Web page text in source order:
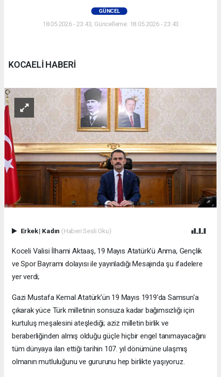
GÜNCEL
18.05.2026 - 23:43, Güncelleme: 18.05.2026 - 23:43
KOCAELİ HABERİ
Erkek| Kadın (Haberi Sesli Oku)
Koceli Valisi İlhami Aktaaş, 19 Mayıs Atatürk’ü Anma, Gençlik
ve Spor Bayramı dolayısı ile yayınladığı Mesajında şu ifadelere
yer verdi;
Gazi Mustafa Kemal Atatürk’ün 19 Mayıs 1919'da Samsun'a
çıkarak yüce Türk milletinin sonsuza kadar bağımsızlığı için
kurtuluş meşalesini ateşlediği; aziz milletin birlik ve
beraberliğinden almış olduğu güçle hiçbir engel tanımayacağını
tüm dünyaya ilan ettiği tarihin 107. yıl dönümüne ulaşmış
olmanın mutluluğunu ve gururunu hep birlikte yaşıyoruz.